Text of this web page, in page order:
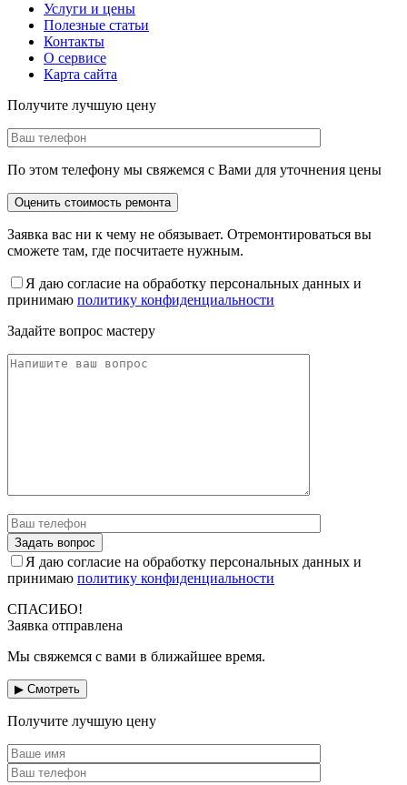
Услуги и цены
Полезные статьи
Контакты
О сервисе
Карта сайта
Получите лучшую цену
По этом телефону мы свяжемся с Вами для уточнения цены
Заявка вас ни к чему не обязывает. Отремонтироваться вы
сможете там, где посчитаете нужным.
Я даю согласие на обработку персональных данных и
принимаю политику конфиденциальности
Задайте вопрос мастеру
Я даю согласие на обработку персональных данных и
принимаю политику конфиденциальности
СПАСИБО!
Заявка отправлена
Мы свяжемся с вами в ближайшее время.
▶ Смотреть
Получите лучшую цену